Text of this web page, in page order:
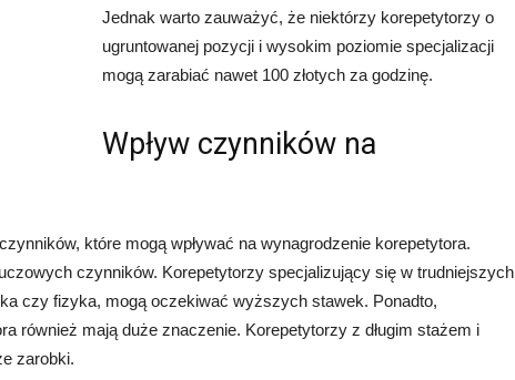
Jednak warto zauważyć, że niektórzy korepetytorzy o
ugruntowanej pozycji i wysokim poziomie specjalizacji
mogą zarabiać nawet 100 złotych za godzinę.
Wpływ czynników na
które mogą wpływać na wynagrodzenie korepetytora.
czynników. Korepetytorzy specjalizujący się w trudniejszych
czy fizyka, mogą oczekiwać wyższych stawek. Ponadto,
również mają duże znaczenie. Korepetytorzy z długim stażem i
zarobki.